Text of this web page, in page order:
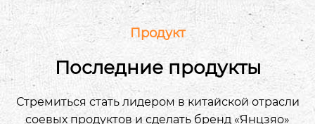
как ядро для глубокой переработки сои и
комплексного развития, с ежегодным
объемом производства 6,500 тонн соевых
продуктов, и стоимостью производства 125
миллионов юаней.
Продукт
Последние продукты
Стремиться стать лидером в китайской отрасли
соевых продуктов и сделать бренд «Янцзяо»